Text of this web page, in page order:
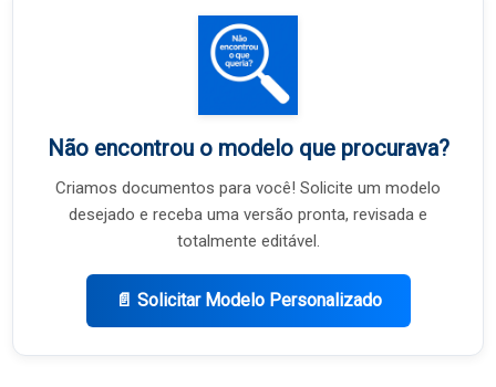
Não encontrou o modelo que procurava?
Criamos documentos para você! Solicite um modelo
desejado e receba uma versão pronta, revisada e
totalmente editável.
📄 Solicitar Modelo Personalizado